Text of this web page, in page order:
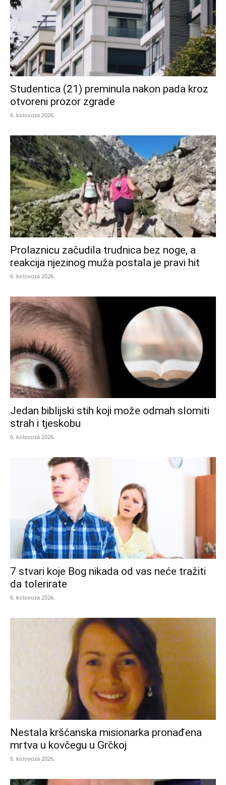
Studentica (21) preminula nakon pada kroz
otvoreni prozor zgrade
6. kolovoza 2026.
Prolaznicu začudila trudnica bez noge, a
reakcija njezinog muža postala je pravi hit
6. kolovoza 2026.
Jedan biblijski stih koji može odmah slomiti
strah i tjeskobu
6. kolovoza 2026.
7 stvari koje Bog nikada od vas neće tražiti
da tolerirate
6. kolovoza 2026.
Nestala kršćanska misionarka pronađena
mrtva u kovčegu u Grčkoj
6. kolovoza 2026.